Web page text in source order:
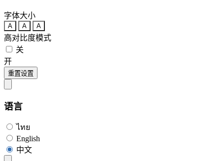
字体大小
A A A
高对比度模式
关
开
重置设置
语言
ไทย
English
中文